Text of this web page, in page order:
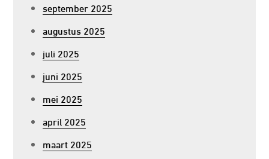
september 2025
augustus 2025
juli 2025
juni 2025
mei 2025
april 2025
maart 2025